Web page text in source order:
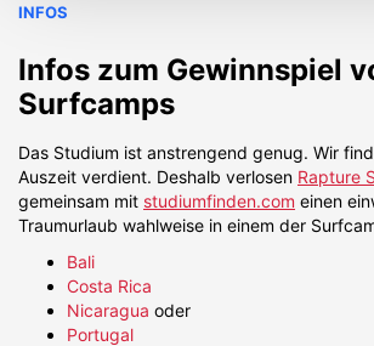
INFOS
Infos zum Gewinnspiel
Surfcamps
Das Studium ist anstrengend genug. Wir
Auszeit verdient. Deshalb verlosen Rapture
gemeinsam mit studiumfinden.com einen
Traumurlaub wahlweise in einem der
Bali
Costa Rica
Nicaragua oder
Portugal